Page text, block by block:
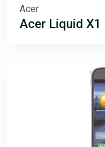
Acer
Acer Liquid X1